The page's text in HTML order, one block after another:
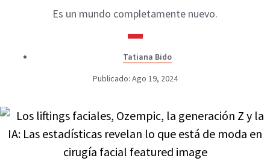
Es un mundo completamente nuevo.
Tatiana Bido
Publicado: Ago 19, 2024